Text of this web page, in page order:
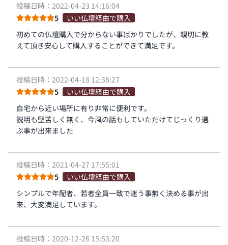
投稿日時：2022-04-23 14:16:04
5
いい仏壇経由で購入
初めての仏壇購入で分からない事ばかりでしたが、親切に教
えて頂き安心して購入することができて満足です。
投稿日時：2022-04-18 12:38:27
5
いい仏壇経由で購入
自宅から近い場所に有り非常に便利です。
説明も堅苦しく無く、今風の話もしていただけてじっくり選
ぶ事が出来ました
投稿日時：2021-04-27 17:55:01
5
いい仏壇経由で購入
シンプルで年配者、若者全員一致で迷う事無く決める事が出
来、大変満足しています。
投稿日時：2020-12-26 15:53:20